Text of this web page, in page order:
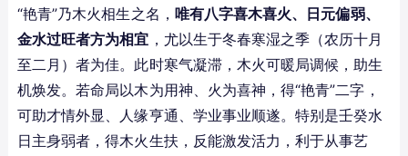
“艳青”乃木火相生之名， 唯有八字喜木喜火、日元偏弱、
金水过旺者方为相宜 ，尤以生于冬春寒湿之季（农历十月
至二月）者为佳。此时寒气凝滞，木火可暖局调候，助生
机焕发。若命局以木为用神、火为喜神，得“艳青”二字，
可助才情外显、人缘亨通、学业事业顺遂。特别是壬癸水
日主身弱者，得木火生扶，反能激发活力，利于从事艺